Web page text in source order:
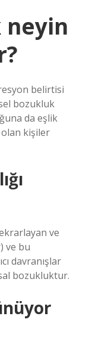
neyin
belirtisi
bozukluk
da eşlik
kişiler
ve
ve bu
davranışlar
bozukluktur.